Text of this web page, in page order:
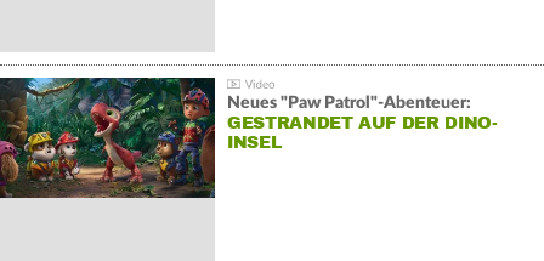
Neues "Paw Patrol"-Abenteuer:
GESTRANDET AUF DER DINO-
INSEL